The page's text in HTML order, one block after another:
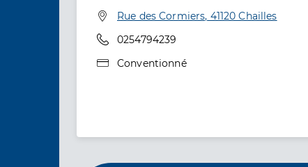
Adresse
Rue des Cormiers, 41120 Chailles
Téléphone
0254794239
Type de convention
Conventionné